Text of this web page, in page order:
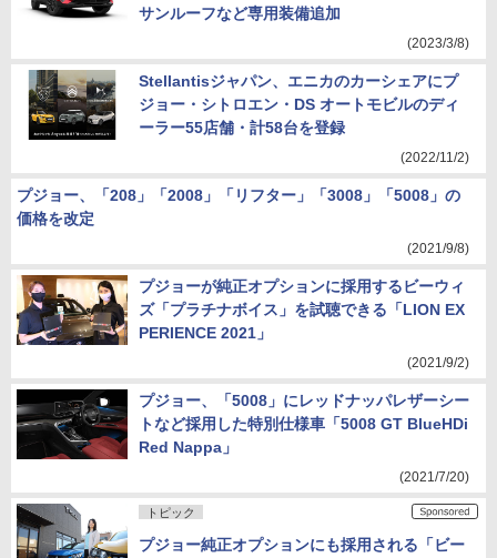
サンルーフなど専用装備追加
(2023/3/8)
Stellantisジャパン、エニカのカーシェアにプ
ジョー・シトロエン・DS オートモビルのディ
ーラー55店舗・計58台を登録
(2022/11/2)
プジョー、「208」「2008」「リフター」「3008」「5008」の
価格を改定
(2021/9/8)
プジョーが純正オプションに採用するビーウィ
ズ「プラチナボイス」を試聴できる「LION EX
PERIENCE 2021」
(2021/9/2)
プジョー、「5008」にレッドナッパレザーシー
トなど採用した特別仕様車「5008 GT BlueHDi
Red Nappa」
(2021/7/20)
トピック
プジョー純正オプションにも採用される「ビー